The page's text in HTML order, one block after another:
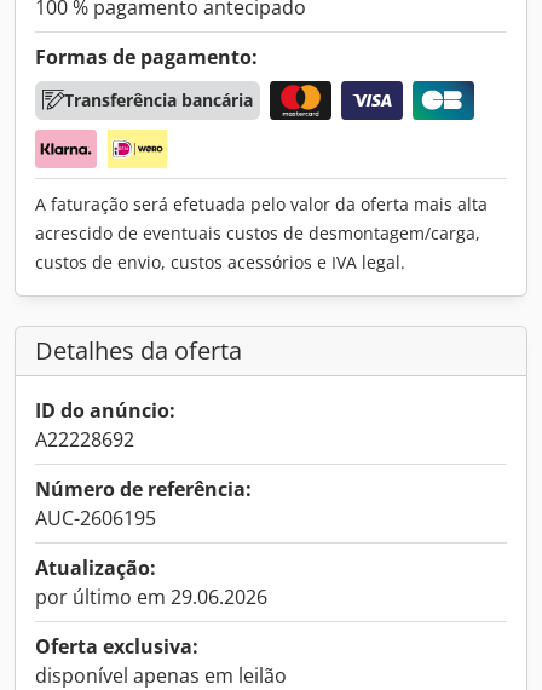
100 % pagamento antecipado
Formas de pagamento:
Transferência bancária
A faturação será efetuada pelo valor da oferta mais alta
acrescido de eventuais custos de desmontagem/carga,
custos de envio, custos acessórios e IVA legal.
Detalhes da oferta
ID do anúncio:
A22228692
Número de referência:
AUC-2606195
Atualização:
por último em 29.06.2026
Oferta exclusiva:
disponível apenas em leilão